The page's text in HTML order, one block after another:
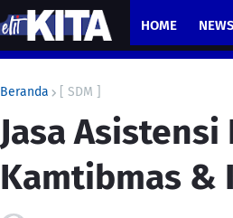
HOME NEWS
Beranda [ SDM ]
Jasa
Kamtibmas &